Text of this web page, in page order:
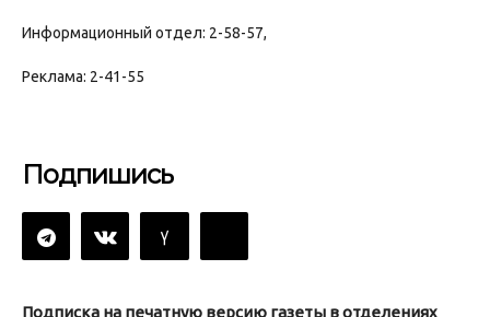
Информационный отдел: 2-58-57,
Реклама: 2-41-55
Подпишись
Подписка на печатную версию газеты в отделениях